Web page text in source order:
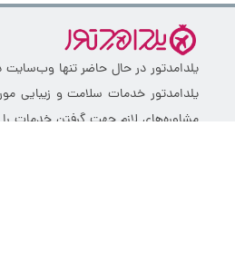
یلدامدتور در حال حاضر تنها وب‌سایت
یلدامدتور خدمات سلامت و زیبایی
مشاوره‌های لازم جهت گرفتن خدمات را